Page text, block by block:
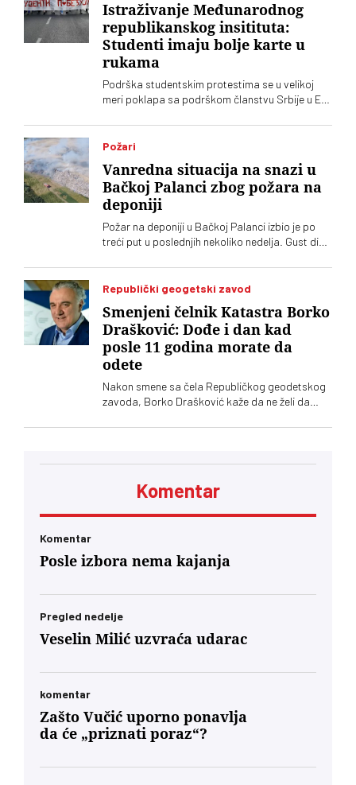
Istraživanje Međunarodnog
republikanskog insitituta:
Studenti imaju bolje karte u
rukama
Podrška studentskim protestima se u velikoj
meri poklapa sa podrškom članstvu Srbije u EU.
ključnih tema predstojeće izborne kampanje.
Kak god, i istraživanje Međunarodnog
rukama imaju bolje karte od režimskih partija
Požari
Vanredna situacija na snazi u
Bačkoj Palanci zbog požara na
deponiji
Požar na deponiji u Bačkoj Palanci izbio je po
treći put u poslednjih nekoliko nedelja. Gust dim
zagađenje i otežano disanje
Republički geogetski zavod
Smenjeni čelnik Katastra Borko
Drašković: Dođe i dan kad
posle 11 godina morate da
odete
Nakon smene sa čela Republičkog geodetskog
zavoda, Borko Drašković kaže da ne želi da
Komentar
Komentar
Posle izbora nema kajanja
Pregled nedelje
Veselin Milić uzvraća udarac
komentar
Zašto Vučić uporno ponavlja
da će „priznati poraz“?